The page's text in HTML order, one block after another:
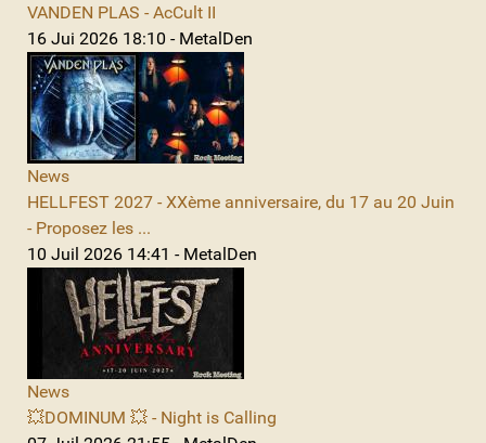
VANDEN PLAS - AcCult II
16 Jui 2026 18:10 - MetalDen
News
HELLFEST 2027 - XXème anniversaire, du 17 au 20 Juin
- Proposez les ...
10 Juil 2026 14:41 - MetalDen
News
💥DOMINUM 💥 - Night is Calling